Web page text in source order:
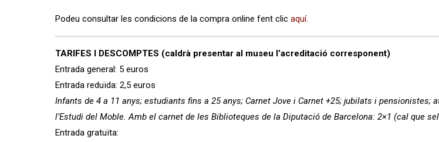
Podeu consultar les condicions de la compra online fent clicaquí.
TARIFES I DESCOMPTES (caldrà presentar al museu l’acreditació corresponent)
Entrada general: 5 euros
Entrada reduïda: 2,5 euros
Infants de 4 a 11 anys; estudiants fins a 25 anys; Carnet Jove i Carnet +25; jubilats i
l’Estudi del Moble. Amb el carnet de les Biblioteques de la Diputació de Barcelona: 2×1 (cal que
Entrada gratuïta: